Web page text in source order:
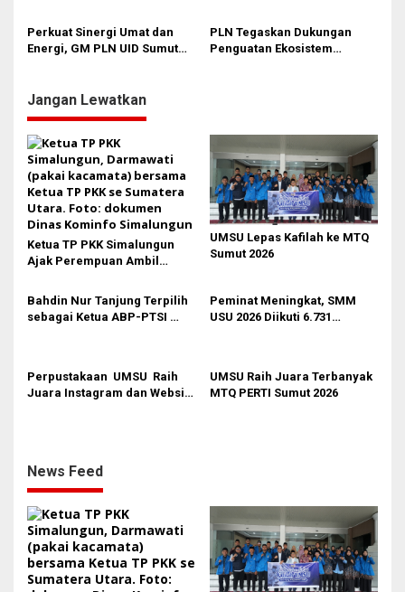
Pengurus SP dan Forkomda
SP–Sekar BUMN
Ekosistem Kendaraan Listrik
Perkuat Sinergi Umat dan
Energi, GM PLN UID Sumut
PLN Tegaskan Dukungan
Penguatan Ekosistem
Jangan Lewatkan
Ketua TP PKK Simalungun
Ajak Perempuan Ambil
Pembangunan
UMSU Lepas Kafilah ke MTQ
Sumut 2026
Bahdin Nur Tanjung Terpilih
sebagai Ketua ABP-PTSI
Peminat Meningkat, SMM
USU 2026 Diikuti 6.731
Perpustakaan UMSU Raih
Juara Instagram dan Website
UMSU Raih Juara Terbanyak
MTQ PERTI Sumut 2026
News Feed